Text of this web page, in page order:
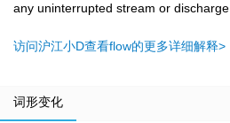
any uninterrupted stream or discharge
访问沪江小D查看flow的更多详细解释>
词形变化